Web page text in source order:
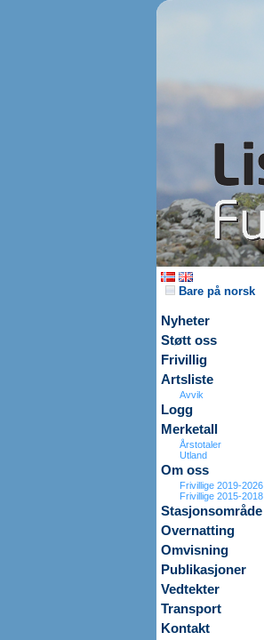
Bare på norsk
Nyheter
Støtt oss
Frivillig
Artsliste
Avvik
Logg
Merketall
Årstotaler
Utland
Om oss
Frivillige 2019-2026
Frivillige 2015-2018
Stasjonsområde
Overnatting
Omvisning
Publikasjoner
Vedtekter
Transport
Kontakt